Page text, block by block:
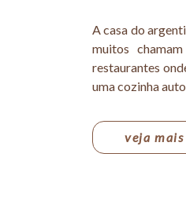
A casa do
muitos
restaurantes
uma cozinha
veja mais